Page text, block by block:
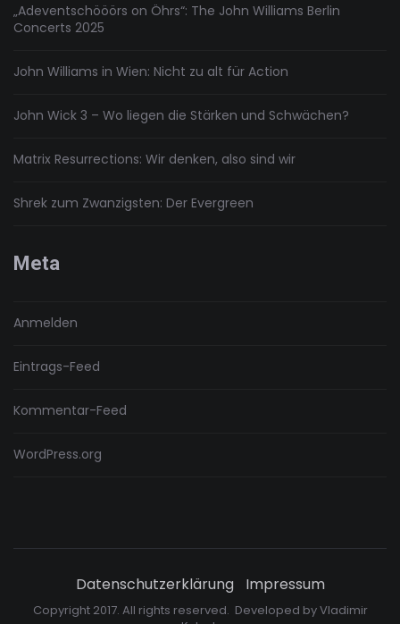
„Adeventschööörs on Öhrs“: The John Williams Berlin
Concerts 2025
John Williams in Wien: Nicht zu alt für Action
John Wick 3 – Wo liegen die Stärken und Schwächen?
Matrix Resurrections: Wir denken, also sind wir
Shrek zum Zwanzigsten: Der Evergreen
Meta
Anmelden
Eintrags-Feed
Kommentar-Feed
WordPress.org
Datenschutzerklärung Impressum
Copyright 2017. All rights reserved. Developed byVladimir